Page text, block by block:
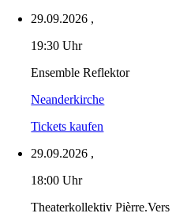
29.09.2026 ,
19:30 Uhr
Ensemble Reflektor
Neanderkirche
Tickets kaufen
29.09.2026 ,
18:00 Uhr
Theaterkollektiv Pièrre.Vers